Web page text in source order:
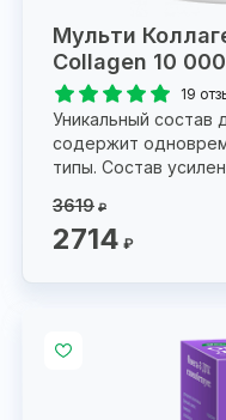
Мульти
Collagen 10
19
Уникальный состав
содержит
типы. Состав
3619 ₽
2714 ₽